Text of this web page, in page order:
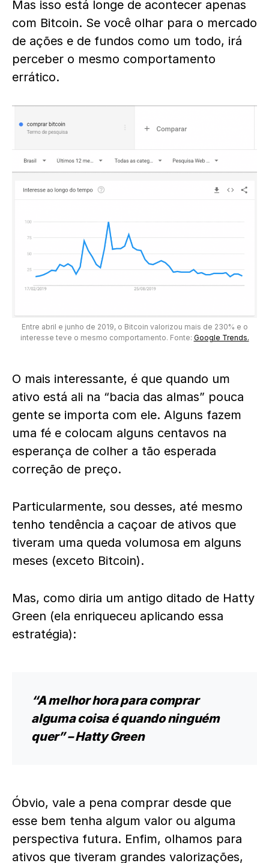
Mas isso está longe de acontecer apenas
com Bitcoin. Se você olhar para o mercado
de ações e de fundos como um todo, irá
perceber o mesmo comportamento
errático.
Entre abril e junho de 2019, o Bitcoin valorizou mais de 230% e o
interesse teve o mesmo comportamento. Fonte: Google Trends.
O mais interessante, é que quando um
ativo está ali na “bacia das almas” pouca
gente se importa com ele. Alguns fazem
uma fé e colocam alguns centavos na
esperança de colher a tão esperada
correção de preço.
Particularmente, sou desses, até mesmo
tenho tendência a caçoar de ativos que
tiveram uma queda volumosa em alguns
meses (exceto Bitcoin).
Mas, como diria um antigo ditado de Hatty
Green (ela enriqueceu aplicando essa
estratégia):
“A melhor hora para comprar
alguma coisa é quando ninguém
quer” – Hatty Green
Óbvio, vale a pena comprar desde que
esse bem tenha algum valor ou alguma
perspectiva futura. Enfim, olhamos para
ativos que tiveram grandes valorizações,